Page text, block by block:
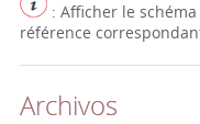
: Afficher le schéma
référence
Archivos